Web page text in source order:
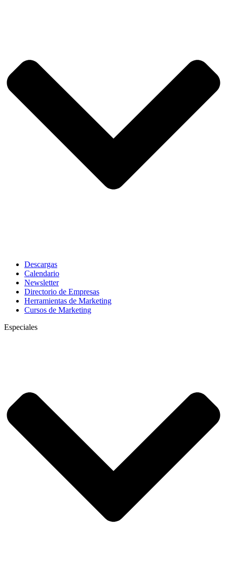
Descargas
Calendario
Newsletter
Directorio de Empresas
Herramientas de Marketing
Cursos de Marketing
Especiales